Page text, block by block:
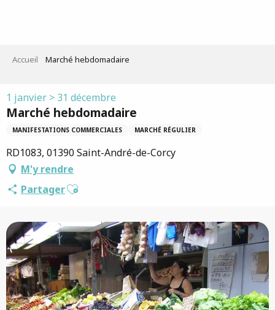
Accueil Marché hebdomadaire
1 janvier > 31 décembre
Marché hebdomadaire
MANIFESTATIONS COMMERCIALES MARCHÉ RÉGULIER
RD1083, 01390 Saint-André-de-Corcy
M'y rendre
PartagerAjouter aux favoris